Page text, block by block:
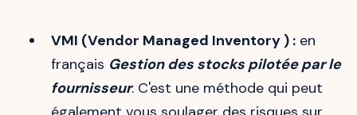
VMI (Vendor Managed Inventory ) : en
français Gestion des stocks pilotée par le
fournisseur. C'est une méthode qui peut